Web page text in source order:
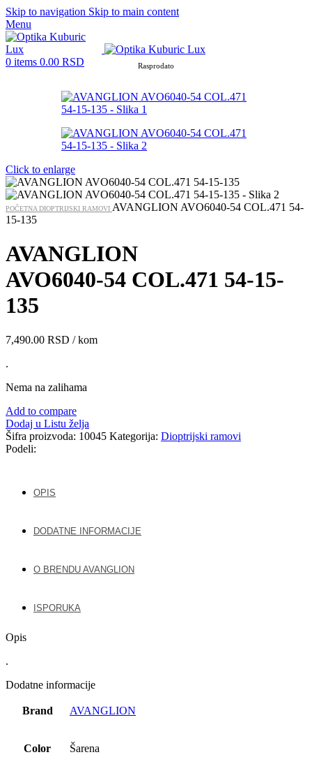
Skip to navigation Skip to main content
Menu
0 items 0.00 RSD Rasprodato
Click to enlarge
POČETNA DIOPTRIJSKI RAMOVI AVANGLION AVO6040-54 COL.471 54-
15-135
AVANGLION
AVO6040-54 COL.471 54-15-
135
7,490.00 RSD / kom
.
Nema na zalihama
Add to compare
Dodaj u Listu želja
Šifra proizvoda: 10045 Kategorija: Dioptrijski ramovi
Podeli:
OPIS
DODATNE INFORMACIJE
O BRENDU AVANGLION
ISPORUKA
Opis
.
Dodatne informacije
Brand AVANGLION
Color Šarena